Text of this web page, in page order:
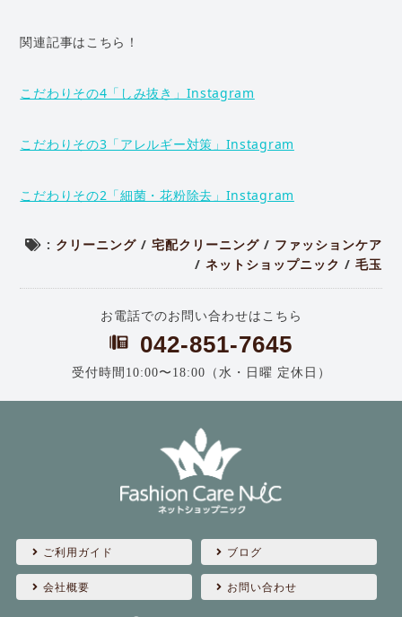
関連記事はこちら！
こだわりその4「しみ抜き」Instagram
こだわりその3「アレルギー対策」Instagram
こだわりその2「細菌・花粉除去」Instagram
: クリーニング/ 宅配クリーニング/ ファッションケア
/ ネットショップニック / 毛玉
お電話でのお問い合わせはこちら
042-851-7645
受付時間10:00〜18:00（水・日曜 定休日）
ご利用ガイド ブログ
会社概要 お問い合わせ